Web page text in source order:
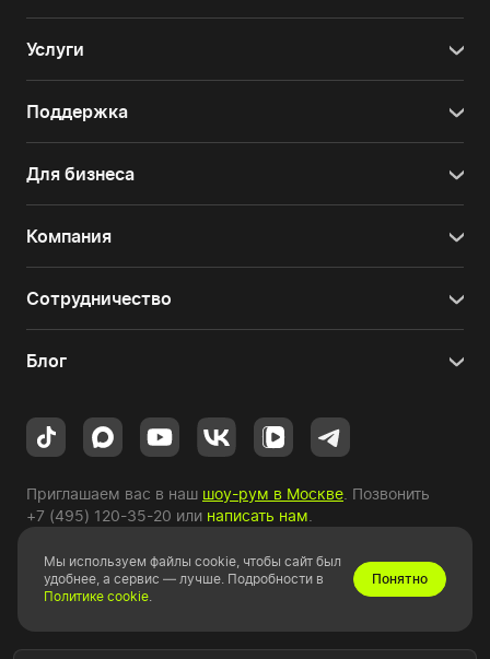
Услуги
Поддержка
Для бизнеса
Компания
Сотрудничество
Блог
Приглашаем вас в наш шоу-рум в Москве . Позвонить
+7 (495) 120-35-20 или написать нам
Copyright © 2010-2026 HYPERPC.
Мы используем файлы cookie, чтобы сайт был
удобнее, а сервис — лучше. Подробности в
Политике cookie.
Понятно